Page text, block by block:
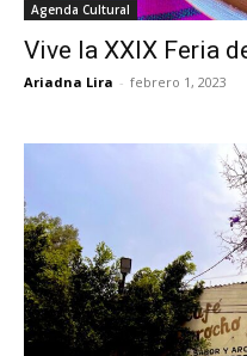
Agenda Cultural
Vive la XXIX Feria
Ariadna Lira - febrero 1, 2023